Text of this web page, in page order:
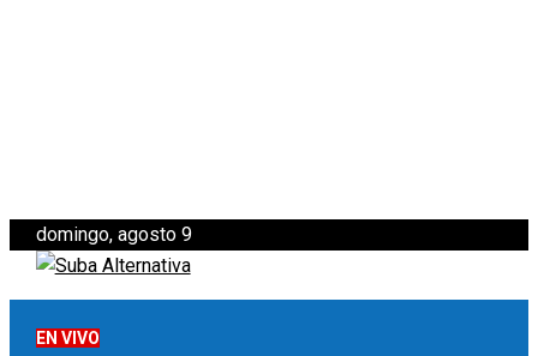
domingo, agosto 9
EN VIVO